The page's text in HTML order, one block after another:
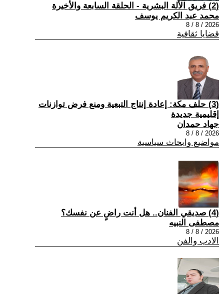
(2) فريق الألة البشرية - الحلقة السابعة والأخيرة
محمد عبد الكريم يوسف
2026 / 8 / 8
قضايا ثقافية
(3) حلف مكة: إعادة إنتاج التبعية ومنع فرض توازنات
إقليمية جديدة
جهاد حمدان
2026 / 8 / 8
مواضيع وابحاث سياسية
(4) صديقي الفنان.. هل أنت راضٍ عن نفسك؟
مصطفى النبيه
2026 / 8 / 8
الادب والفن